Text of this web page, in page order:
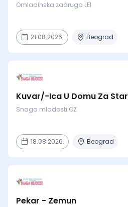
Omladinska zadruga LEI
21.08.2026. Beograd
Kuvar/-Ica U Domu Za
Snaga mladosti OZ
18.08.2026. Beograd
Pekar - Zemun